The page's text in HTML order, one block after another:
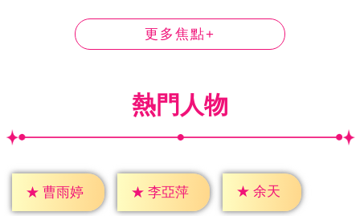
更多焦點+
熱門人物
★ 曹雨婷 ★ 李亞萍 ★ 余天